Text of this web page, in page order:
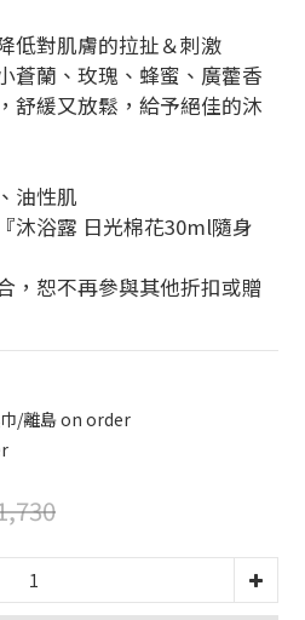
低對肌膚的拉扯＆刺激
蒼蘭、玫瑰、蜂蜜、廣藿香
舒緩又放鬆，給予絕佳的沐
油性肌
沐浴露 日光棉花30ml隨身
，恕不再參與其他折扣或贈
/離島 on order